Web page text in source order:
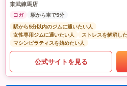
東武練馬店
ヨガ
駅から車で5分
駅から5分以内のジムに通いたい人
女性専用ジムに通いたい人
ストレスを解消し
マシンピラティスを始めたい人
公式サイトを見る